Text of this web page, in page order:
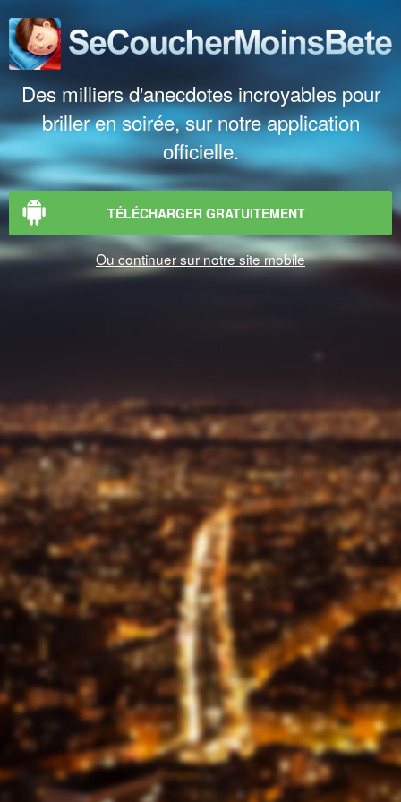
Des milliers d'anecdotes incroyables pour
briller en soirée, sur notre application
officielle.
TÉLÉCHARGER GRATUITEMENT
Ou continuer sur notre site mobile